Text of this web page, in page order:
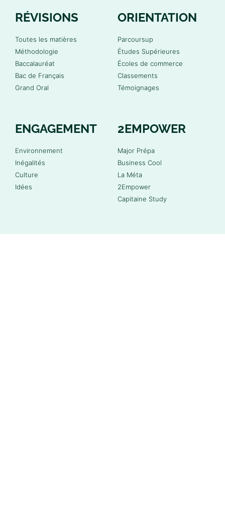
RÉVISIONS
Toutes les matières
Méthodologie
Baccalauréat
Bac de Français
Grand Oral
ORIENTATION
Parcoursup
Études Supérieures
Écoles de commerce
Classements
Témoignages
ENGAGEMENT
Environnement
Inégalités
Culture
Idées
2EMPOWER
Major Prépa
Business Cool
La Méta
2Empower
Capitaine Study